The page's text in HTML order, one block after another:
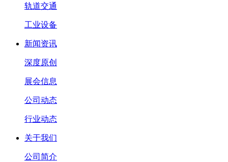
轨道交通
工业设备
新闻资讯
深度原创
展会信息
公司动态
行业动态
关于我们
公司简介